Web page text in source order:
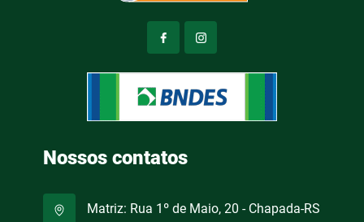
Nossos contatos
Matriz: Rua 1º de Maio, 20 - Chapada-RS